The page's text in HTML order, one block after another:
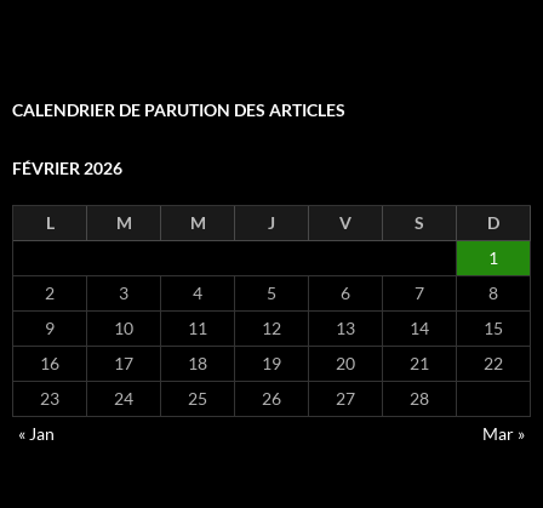
CALENDRIER DE PARUTION DES ARTICLES
FÉVRIER 2026
L M M J V S
D
1
2
3 4 5 6 7
8
9
10 11 12 13 14
15
16
17 18 19 20 21
22
23
24 25 26 27
28
« Jan
Mar »